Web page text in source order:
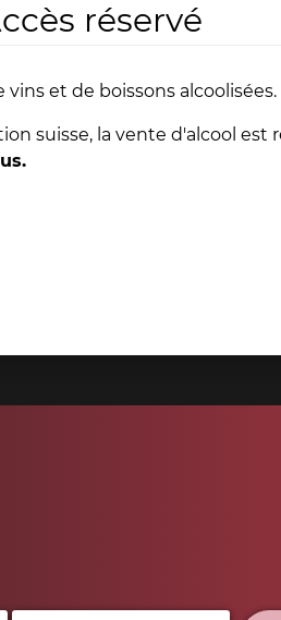
Depuis
d'ouvrages
extraordinaire
dans nos
réservé
et de boissons alcoolisées.
suisse, la vente d'alcool est